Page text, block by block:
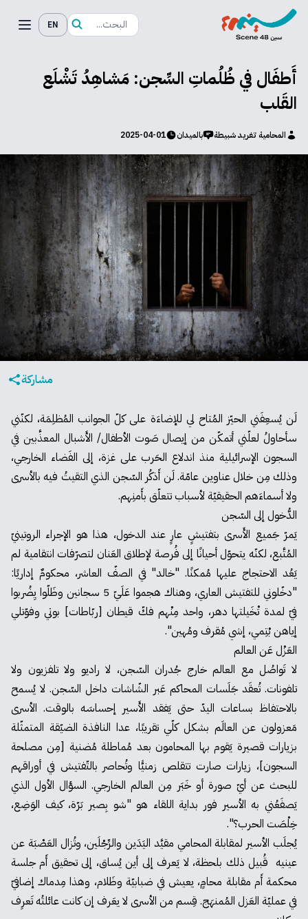
EN
أَطفَال في ظُلُماتِ السِّجن: مَشاهِدُ تَشْلَع
القَلب
المحامية تغريد شبيطة بالميدان 2025-04-01
مشاركة
لَن يُسعِفَني الحيّز المُتاح لي للإضاءَة على كلّ الجوانب المُظلِمَة، لكنّني
سأحاولُ لعلّني أتمكّن من إيصال صَوت الأطفال/ الأَشبال المعذَّبين في
السجون الإسرائيلية منذ اندلاع الحَرب على غزة، إلى الفَضاء الخارجي،
وذلك مِن خلال عناوين عامّة. لَن أَذكُر السّجن الذي التقيتُ فيه بالأسرى
ولا أسماءَهم الحقيقيّة لأسباب تتعلّق بأَمنِهم.
الدُّخول إلى السّجن
يَمرّ جَميع الأَسرى بتفتيشٍ عارٍ عند الدخول، هذا هو الإجراء الروتينيّ
المُتَّبع، لكنّه يتحوّل أحيانًا إلى فُرصة لإطلاق العَنان لتصرّفات انتقامية لم
يَعُد الاحتجاج عليها مُمكنًا. "خالد" في الصفّ العاشر، محكومٌ إداريًا:
"دخّلوني للتفتيش العاري، وهناك هجموا عَلَيّ 5 سجانين وظَلّوا يِضُربوا
فيّ لمدة تْخَيلتها دهر، واحد مِنْهم فكّ قيطان [ربّاطات] بوتي وفوّتلي
إياهن بْتِمي، إشي مُقرف ومُهين".
العَزْل عَن العالم
لا تَواصُل مع العالم خارج جُدران السّجن، لا راديو ولا تلفزيون ولا
تلفونات. تُعقَد جَلَسات المحاكم عَبر الشّاشات داخل السّجن. لا يُسمح
بالاحتفاظ بساعات اليدّ حتى يَفقد الأَسير إحساسَه بالوقت. الأسرى
مَعزولون عن العالَم بشكل كلّي تقريبًا، عدا النافذة الضيّقة المتمثّلة
بزيارات قصيرة يَقوم بها المحامون بعد مُماطلة مُضنية [مِن مصلحة
السجون]، زيارات صارت تتقلص زمنيًّا وتُحاصر بالتّفتيش في أوراقهم
للبحث عن أيّ صورة أو خَبَر مِن العالم الخارجي. السؤال الأول الذي
يَصفَعُني به الأسير فور بداية اللقاء هو "شو بِصير بَرّة، كيف الوَضِع،
خِلْصَت الحرب؟".
يُجلَب الأسير لمقابلة المحامي مقيَّد اليَدَين والرِّجْلَين، وتُزال العَصْبَة عن
عينيه قُبيل ذلك بلحظة، لا يَعرف إلى أين يُساق، إلى تحقيق أَم جلسة
محكمة أَم مقابلة محامٍ، يعيش في ضبابيّة وظَلام، وهذا مِدماك إضافيّ
في عمليّة العَزل المُمنهَج. قِسم من الأسرى لا يعَرف إن كانت عائلتُه تَعرِف